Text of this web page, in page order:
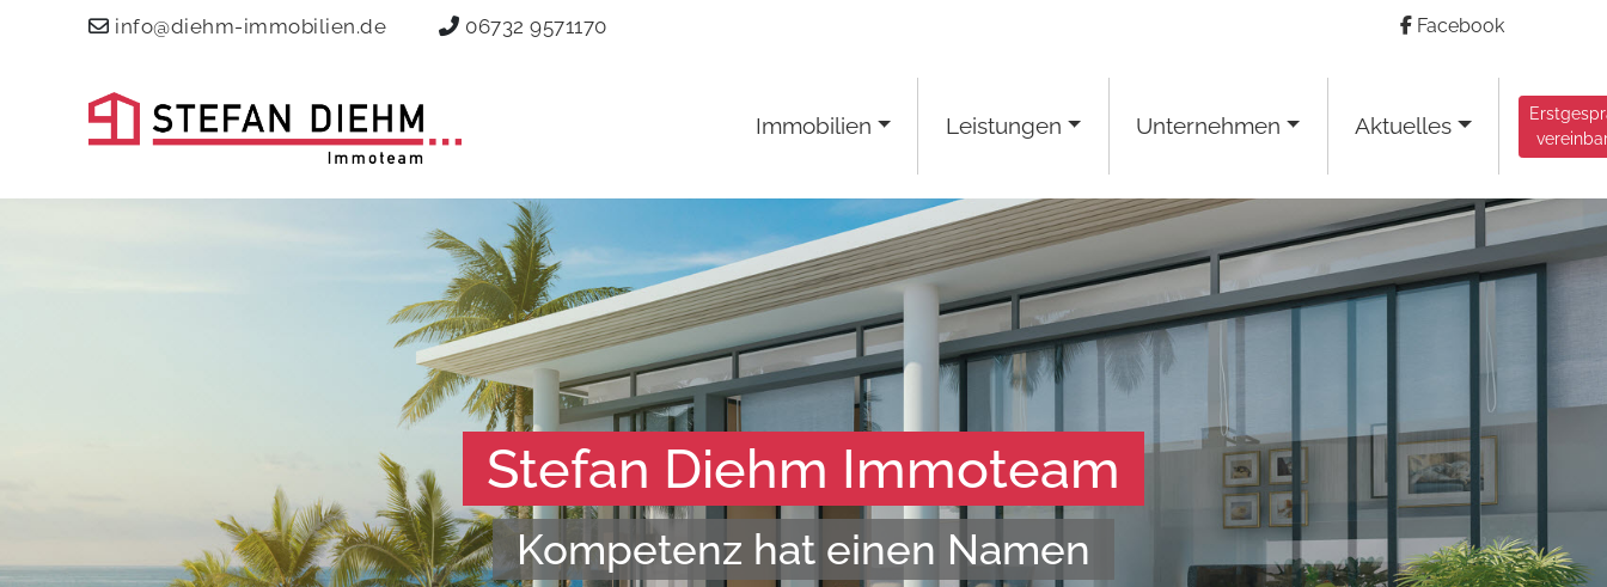
info@diehm-immobilien.de 06732 9571170 Facebook
Immobilien Leistungen Unternehmen Aktuelles
Stefan Diehm Immoteam
Kompetenz hat einen Namen